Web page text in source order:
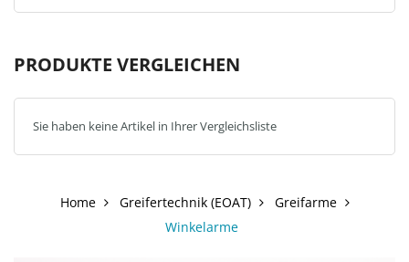
PRODUKTE VERGLEICHEN
Sie haben keine Artikel in Ihrer Vergleichsliste
Home Greifertechnik (EOAT)
Greifarme
Winkelarme